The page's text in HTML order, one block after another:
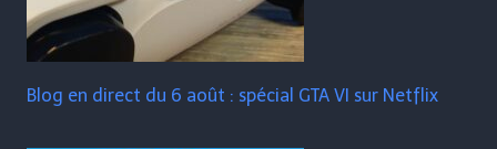
Blog en direct du 6 août : spécial GTA VI sur Netflix